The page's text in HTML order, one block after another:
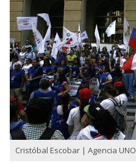
Cristóbal Escobar | Agencia UNO